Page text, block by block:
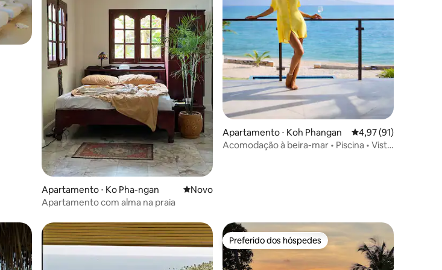
Apartamento ⋅ Ko Pha-ngan Novo lugar para ficar
Novo
Apartamento com alma na praia
Apartamento ⋅ Koh Phangan 4,97 de uma
4,97 (91)
Acomodação à beira-mar • Piscina • Vista
Preferido dos hóspedes
Preferido dos hóspedes